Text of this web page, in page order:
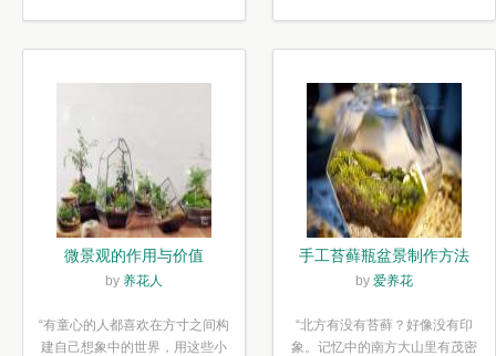
微景观的作用与价值
by 养花人
“有童心的人都喜欢在方寸之间构
建自己想象中的世界，用这些小
手工苔藓瓶盆景制作方法
by 爱养花
“北方有没有苔藓？好像没有印
象。记忆中的南方大山里有茂密